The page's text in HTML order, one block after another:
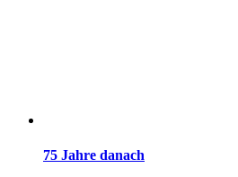
75 Jahre danach